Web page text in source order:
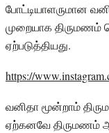
போட்டியாளருமான
முறையாக
ஏற்படுத்தியது.
https://
வனிதா மூன்றாம்
ஏற்கனவே திருமணம்